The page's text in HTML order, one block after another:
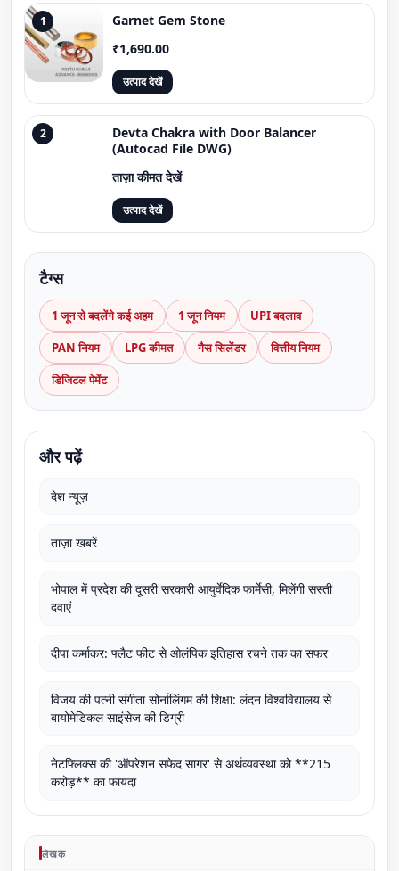
1
Garnet Gem Stone
₹1,690.00
उत्पाद देखें
2
Devta Chakra with Door Balancer
(Autocad File DWG)
ताज़ा कीमत देखें
उत्पाद देखें
टैग्स
1 जून से बदलेंगे कई अहम 1 जून नियम
UPI बदलाव
PAN नियम
LPG कीमत गैस सिलेंडर
वित्तीय नियम
डिजिटल पेमेंट
और पढ़ें
देश न्यूज़
ताज़ा खबरें
भोपाल में प्रदेश की दूसरी सरकारी आयुर्वेदिक फार्मेसी, मिलेंगी सस्ती
दवाएं
दीपा कर्माकर: फ्लैट फीट से ओलंपिक इतिहास रचने तक का सफर
विजय की पत्नी संगीता सोर्नालिंगम की शिक्षा: लंदन विश्वविद्यालय से
बायोमेडिकल साइंसेज की डिग्री
नेटफ्लिक्स की 'ऑपरेशन सफेद सागर' से अर्थव्यवस्था को **215
करोड़** का फायदा
लेखक